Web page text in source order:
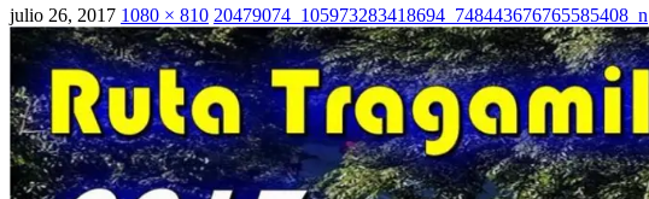
julio 26, 2017 1080 × 810 20479074_105973283418694_748443676765585408_n